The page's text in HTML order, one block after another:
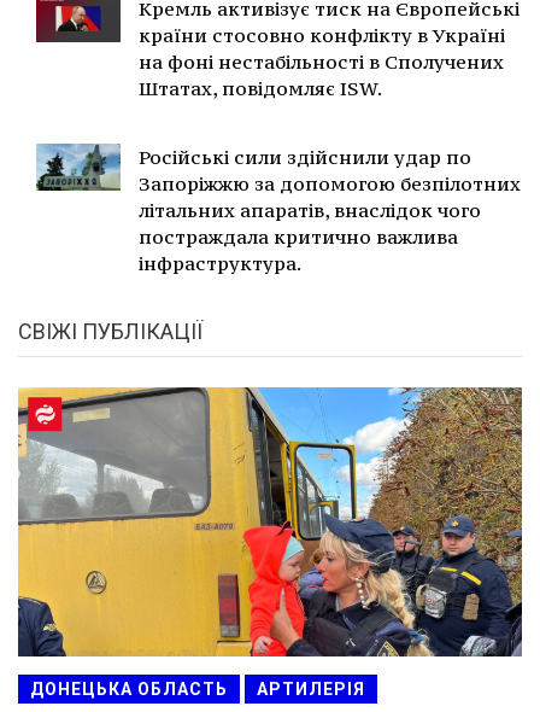
Кремль активізує тиск на Європейські
країни стосовно конфлікту в Україні
на фоні нестабільності в Сполучених
Штатах, повідомляє ISW.
Російські сили здійснили удар по
Запоріжжю за допомогою безпілотних
літальних апаратів, внаслідок чого
постраждала критично важлива
інфраструктура.
СВІЖІ ПУБЛІКАЦІЇ
ДОНЕЦЬКА ОБЛАСТЬ АРТИЛЕРІЯ